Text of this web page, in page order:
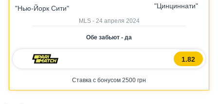
"Нью-Йорк Сити" "Цинциннати"
MLS - 24 апреля 2024
Ставка с бонусом 2500 грн
Обе забьют - да
1.82